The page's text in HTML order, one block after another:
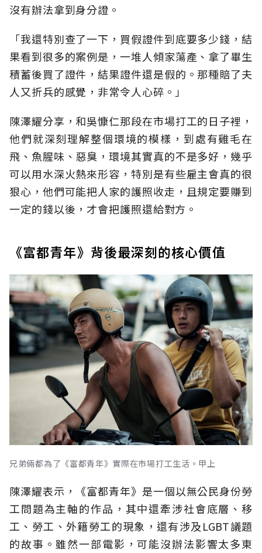
沒有辦法拿到身分證。
「我還特別查了一下，買假證件到底要多少錢，結
果看到很多的案例是，一堆人傾家蕩產、拿了畢生
積蓄後買了證件，結果證件還是假的。那種賠了夫
人又折兵的感覺，非常令人心碎。」
陳澤耀分享，和吳慷仁那段在市場打工的日子裡，
他們就深刻理解整個環境的模樣，到處有雞毛在
飛、魚腥味、惡臭，環境其實真的不是多好，幾乎
可以用水深火熱來形容，特別是有些雇主會真的很
狠心，他們可能把人家的護照收走，且規定要賺到
一定的錢以後，才會把護照還給對方。
《富都青年》背後最深刻的核心價值
兄弟倆都為了《富都青年》實際在市場打工生活。甲上
陳澤耀表示，《富都青年》是一個以無公民身份勞
工問題為主軸的作品，其中還牽涉社會底層、移
工、勞工、外籍勞工的現象，還有涉及LGBT議題
的故事。雖然一部電影，可能沒辦法影響太多東